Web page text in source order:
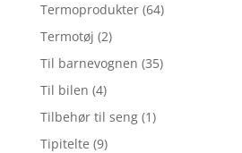
Termoprodukter (64)
Termotøj (2)
Til barnevognen (35)
Til bilen (4)
Tilbehør til seng (1)
Tipitelte (9)